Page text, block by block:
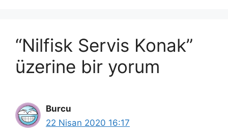
“Nilfisk Servis Konak”
üzerine bir yorum
Burcu
22 Nisan 2020 16:17